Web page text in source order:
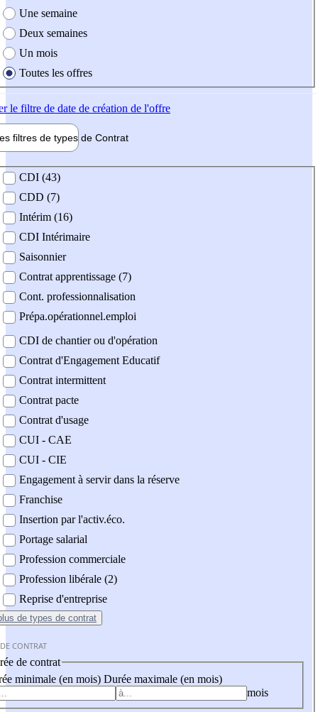
Une semaine
Deux semaines
Un mois
Toutes les offres
le filtre de date de création de l'offre
filtres de types de Contrat
contrat
CDI (43)
CDD (7)
Intérim (16)
CDI Intérimaire
Saisonnier
Contrat apprentissage (7)
Cont. professionnalisation
Prépa.opérationnel.emploi
CDI de chantier ou d'opération
Contrat d'Engagement Educatif
Contrat intermittent
Contrat pacte
Contrat d'usage
CUI - CAE
CUI - CIE
Engagement à servir dans la réserve
Franchise
Insertion par l'activ.éco.
Portage salarial
Profession commerciale
Profession libérale (2)
Reprise d'entreprise
de types de contrat
CONTRAT
de contrat
minimale (en mois) Durée maximale (en mois)
mois